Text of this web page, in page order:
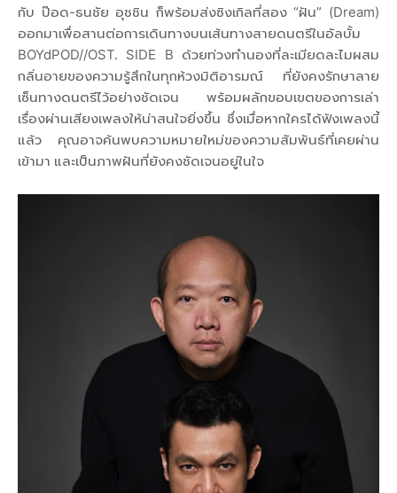
กับ ป๊อด-ธนชัย อุชชิน ก็พร้อมส่งซิงเกิลที่สอง “ฝัน” (Dream)
ออกมาเพื่อสานต่อการเดินทางบนเส้นทางสายดนตรีในอัลบั้ม
BOYdPOD//OST. SIDE B ด้วยท่วงทำนองที่ละเมียดละไมผสม
กลิ่นอายของความรู้สึกในทุกห้วงมิติอารมณ์ ที่ยังคงรักษาลาย
เซ็นทางดนตรีไว้อย่างชัดเจน พร้อมผลักขอบเขตของการเล่า
เรื่องผ่านเสียงเพลงให้น่าสนใจยิ่งขึ้น ซึ่งเมื่อหากใครได้ฟังเพลงนี้
แล้ว คุณอาจค้นพบความหมายใหม่ของความสัมพันธ์ที่เคยผ่าน
เข้ามา และเป็นภาพฝันที่ยังคงชัดเจนอยู่ในใจ